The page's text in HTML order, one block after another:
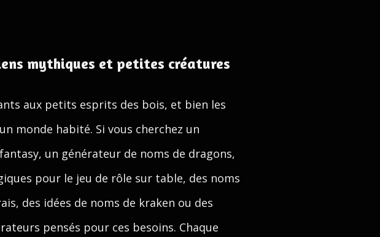
mythiques et petites créatures
aux petits esprits des bois, et bien les
monde habité. Si vous cherchez un
un générateur de noms de dragons,
pour le jeu de rôle sur table, des noms
des idées de noms de kraken ou des
pensés pour ces besoins. Chaque